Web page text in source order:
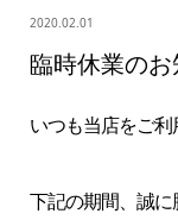
2020.02.01
臨時休業の
いつも当店をご利
下記の期間、誠